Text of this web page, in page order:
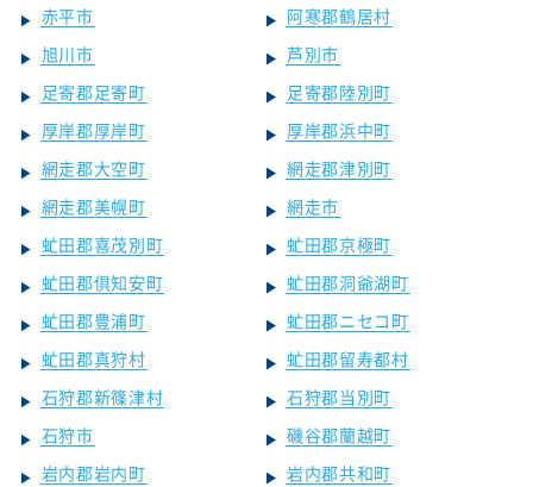
赤平市
阿寒郡鶴居村
旭川市
芦別市
足寄郡足寄町
足寄郡陸別町
厚岸郡厚岸町
厚岸郡浜中町
網走郡大空町
網走郡津別町
網走郡美幌町
網走市
虻田郡喜茂別町
虻田郡京極町
虻田郡倶知安町
虻田郡洞爺湖町
虻田郡豊浦町
虻田郡ニセコ町
虻田郡真狩村
虻田郡留寿都村
石狩郡新篠津村
石狩郡当別町
石狩市
磯谷郡蘭越町
岩内郡岩内町
岩内郡共和町